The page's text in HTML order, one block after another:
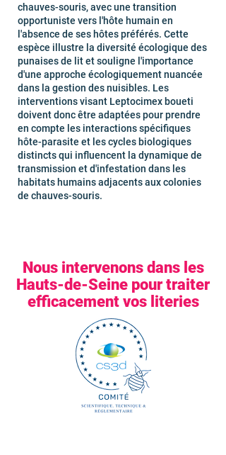
chauves-souris, avec une transition
opportuniste vers l'hôte humain en
l'absence de ses hôtes préférés. Cette
espèce illustre la diversité écologique des
punaises de lit et souligne l'importance
d'une approche écologiquement nuancée
dans la gestion des nuisibles. Les
interventions visant Leptocimex boueti
doivent donc être adaptées pour prendre
en compte les interactions spécifiques
hôte-parasite et les cycles biologiques
distincts qui influencent la dynamique de
transmission et d'infestation dans les
habitats humains adjacents aux colonies
de chauves-souris.
Nous intervenons dans les
Hauts-de-Seine pour traiter
efficacement vos literies